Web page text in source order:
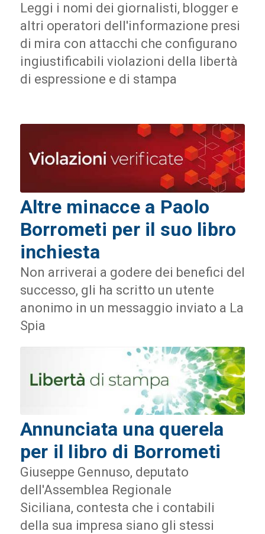
Leggi i nomi dei giornalisti, blogger e
altri operatori dell'informazione presi
di mira con attacchi che configurano
ingiustificabili violazioni della libertà
di espressione e di stampa
Altre minacce a Paolo
Borrometi per il suo libro
inchiesta
Non arriverai a godere dei benefici del
successo, gli ha scritto un utente
anonimo in un messaggio inviato a La
Spia
Annunciata una querela
per il libro di Borrometi
Giuseppe Gennuso, deputato
dell'Assemblea Regionale
Siciliana, contesta che i contabili
della sua impresa siano gli stessi